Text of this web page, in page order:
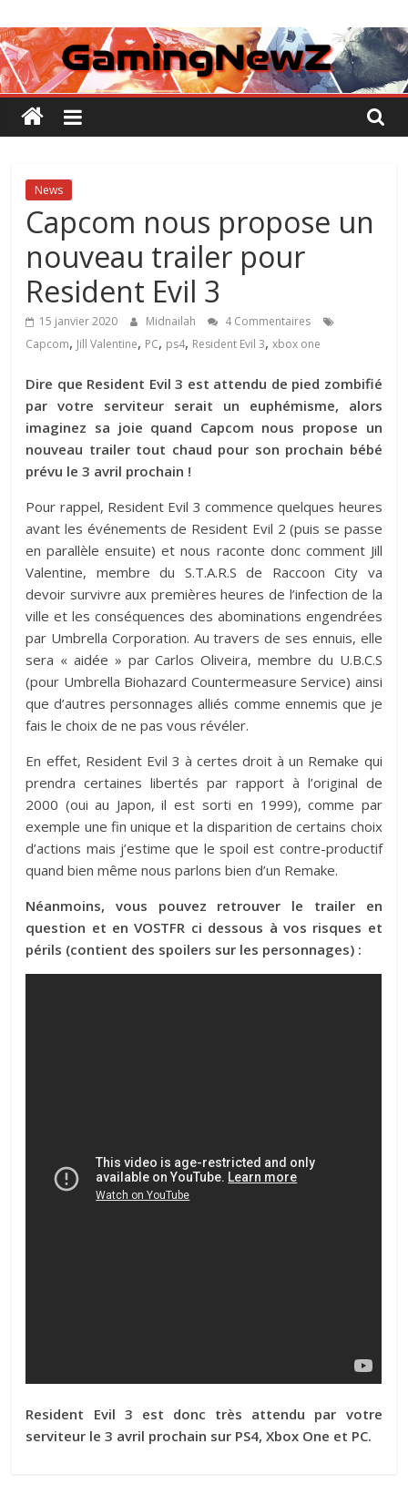
au
contenu
GamingNewZ
Tests
et
Actu
des
vidéo
News
Capcom nous propose un
nouveau trailer pour
Resident Evil 3
15 janvier 2020 Midnailah
4 Commentaires
Capcom, Jill Valentine, PC, ps4, Resident Evil 3,xbox one
Dire que Resident Evil 3 est attendu de pied zombifié
par votre serviteur serait un euphémisme, alors
imaginez sa joie quand Capcom nous propose un
nouveau trailer tout chaud pour son prochain bébé
prévu le 3 avril prochain !
Pour rappel, Resident Evil 3 commence quelques heures
avant les événements de Resident Evil 2 (puis se passe
en parallèle ensuite) et nous raconte donc comment Jill
Valentine, membre du S.T.A.R.S de Raccoon City va
devoir survivre aux premières heures de l’infection de la
ville et les conséquences des abominations engendrées
par Umbrella Corporation. Au travers de ses ennuis, elle
sera « aidée » par Carlos Oliveira, membre du U.B.C.S
(pour Umbrella Biohazard Countermeasure Service) ainsi
que d’autres personnages alliés comme ennemis que je
fais le choix de ne pas vous révéler.
En effet, Resident Evil 3 à certes droit à un Remake qui
prendra certaines libertés par rapport à l’original de
2000 (oui au Japon, il est sorti en 1999), comme par
exemple une fin unique et la disparition de certains choix
d’actions mais j’estime que le spoil est contre-productif
quand bien même nous parlons bien d’un Remake.
Néanmoins, vous pouvez retrouver le trailer en
question et en VOSTFR ci dessous à vos risques et
périls (contient des spoilers sur les personnages) :
Resident Evil 3 est donc très attendu par votre
serviteur le 3 avril prochain sur PS4, Xbox One et PC.